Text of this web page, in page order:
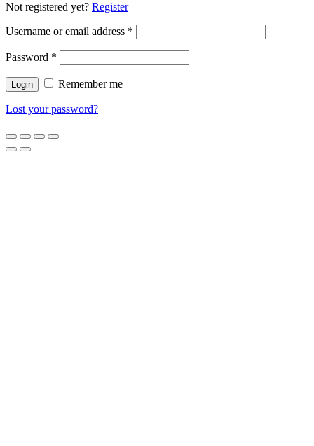
Not registered yet? Register
Username or email address *
Password *
Remember me
Lost your password?